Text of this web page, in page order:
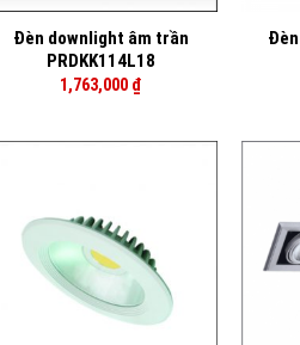
Đèn downlight âm trần
PRDKK114L18
1,763,000 ₫